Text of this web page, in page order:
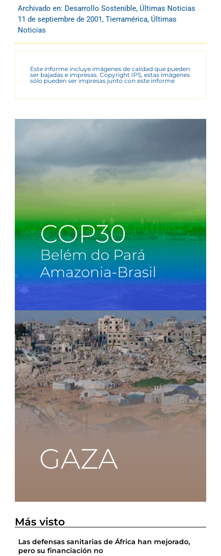
Archivado en: Desarrollo Sostenible, Últimas Noticias
11 de septiembre de 2001, Tierramérica, Últimas
Noticias
Este informe incluye imágenes de calidad que pueden
ser bajadas e impresas. Copyright IPS, estas imágenes
sólo pueden ser impresas junto con este informe
Más visto
Las defensas sanitarias de África han mejorado,
pero su financiación no